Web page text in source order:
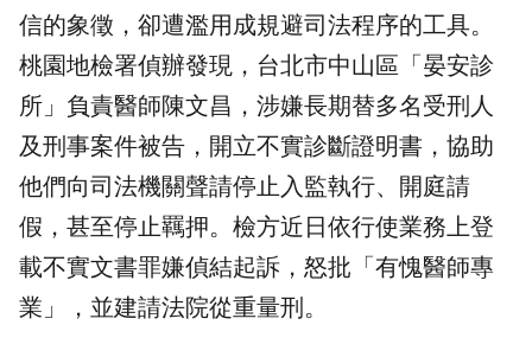
信的象徵，卻遭濫用成規避司法程序的工具。
桃園地檢署偵辦發現，台北市中山區「 晏安診
所 」負責醫師陳文昌 ，涉嫌長期替多名受刑人
及刑事案件被告，開立不實診斷證明書，協助
他們向司法機關聲請停止入監執行、開庭請
假，甚至停止羈押。檢方近日依行使業務上登
載不實文書罪嫌偵結起訴，怒批「有愧醫師專
業」，並建請法院從重量刑。